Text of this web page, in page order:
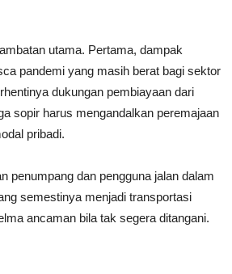
utama. Pertama, dampak
pandemi yang masih berat bagi sektor
dukungan pembiayaan dari
sopir harus mengandalkan peremajaan
pribadi.
penumpang dan pengguna jalan dalam
semestinya menjadi transportasi
ancaman bila tak segera ditangani.